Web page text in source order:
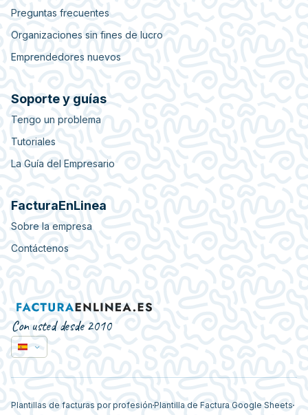
Preguntas frecuentes
Organizaciones sin fines de lucro
Emprendedores nuevos
Soporte y guías
Tengo un problema
Tutoriales
La Guía del Empresario
FacturaEnLinea
Sobre la empresa
Contáctenos
Con usted desde 2010
Plantillas de facturas por profesión Plantilla de Factura Google Sheets